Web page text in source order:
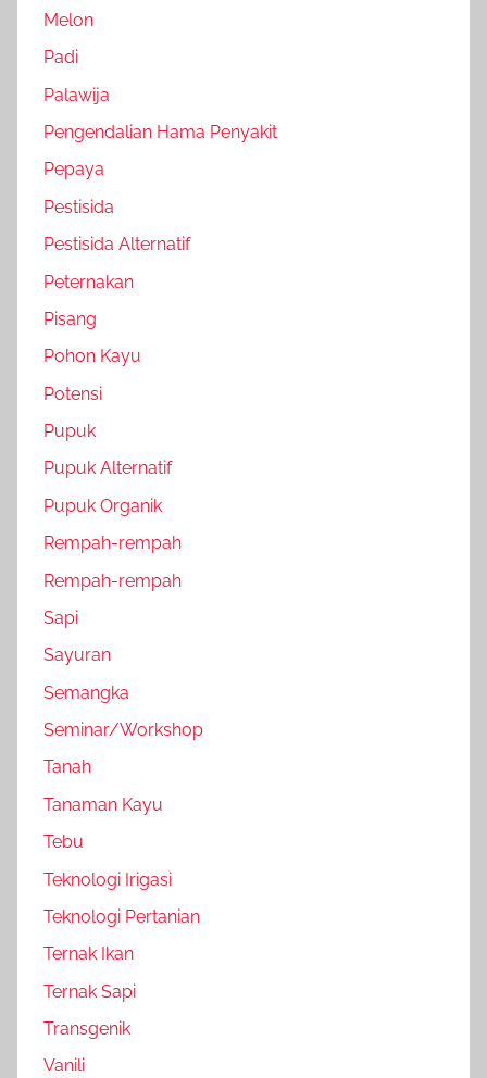
Melon
Padi
Palawija
Pengendalian Hama Penyakit
Pepaya
Pestisida
Pestisida Alternatif
Peternakan
Pisang
Pohon Kayu
Potensi
Pupuk
Pupuk Alternatif
Pupuk Organik
Rempah-rempah
Rempah-rempah
Sapi
Sayuran
Semangka
Seminar/Workshop
Tanah
Tanaman Kayu
Tebu
Teknologi Irigasi
Teknologi Pertanian
Ternak Ikan
Ternak Sapi
Transgenik
Vanili